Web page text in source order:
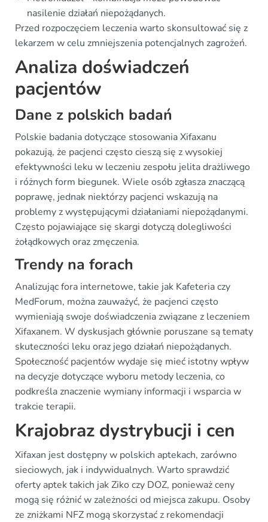
nasilenie działań niepożądanych.
Przed rozpoczęciem leczenia warto skonsultować się z
lekarzem w celu zmniejszenia potencjalnych zagrożeń.
Analiza doświadczeń
pacjentów
Dane z polskich badań
Polskie badania dotyczące stosowania Xifaxanu
pokazują, że pacjenci często cieszą się z wysokiej
efektywności leku w leczeniu zespołu jelita drażliwego
i różnych form biegunek. Wiele osób zgłasza znaczącą
poprawę, jednak niektórzy pacjenci wskazują na
problemy z występującymi działaniami niepożądanymi.
Często pojawiające się skargi dotyczą dolegliwości
żołądkowych oraz zmęczenia.
Trendy na forach
Analizując fora internetowe, takie jak Kafeteria czy
MedForum, można zauważyć, że pacjenci często
wymieniają swoje doświadczenia związane z leczeniem
Xifaxanem. W dyskusjach głównie poruszane są tematy
skuteczności leku oraz jego działań niepożądanych.
Społeczność pacjentów wydaje się mieć istotny wpływ
na decyzje dotyczące wyboru metody leczenia, co
podkreśla znaczenie wymiany informacji i wsparcia w
trakcie terapii.
Krajobraz dystrybucji i cen
Xifaxan jest dostępny w polskich aptekach, zarówno
sieciowych, jak i indywidualnych. Warto sprawdzić
oferty aptek takich jak Ziko czy DOZ, ponieważ ceny
mogą się różnić w zależności od miejsca zakupu. Osoby
ze zniżkami NFZ mogą skorzystać z rekomendacji